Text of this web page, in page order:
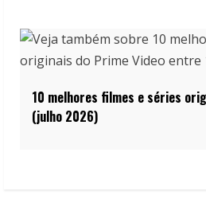
10 melhores filmes e séries
(julho 2026)